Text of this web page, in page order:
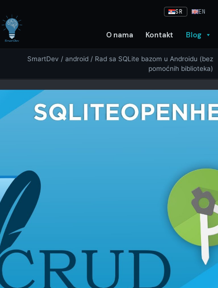
to
content
SR EN
O nama Kontakt Blog
SmartDev / android / Rad sa SQLite bazom u Androidu (bez
pomoćnih biblioteka)